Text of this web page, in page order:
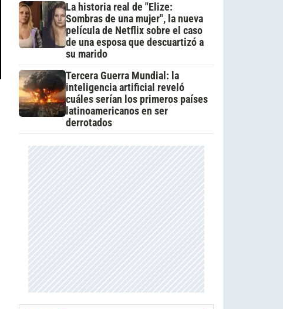
La historia real de "Elize:
Sombras de una mujer", la nueva
película de Netflix sobre el caso
de una esposa que descuartizó a
su marido
Tercera Guerra Mundial: la
inteligencia artificial reveló
cuáles serían los primeros países
latinoamericanos en ser
derrotados